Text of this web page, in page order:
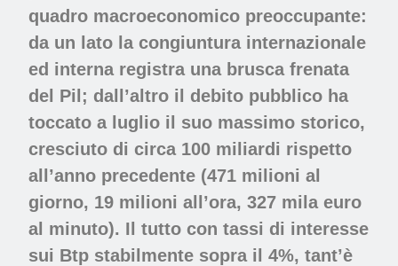
quadro macroeconomico preoccupante:
da un lato la congiuntura internazionale
ed interna registra una brusca frenata
del Pil; dall’altro il debito pubblico ha
toccato a luglio il suo massimo storico,
cresciuto di circa 100 miliardi rispetto
all’anno precedente (471 milioni al
giorno, 19 milioni all’ora, 327 mila euro
al minuto). Il tutto con tassi di interesse
sui Btp stabilmente sopra il 4%, tant’è